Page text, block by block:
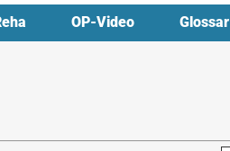
OP-Video Glossar